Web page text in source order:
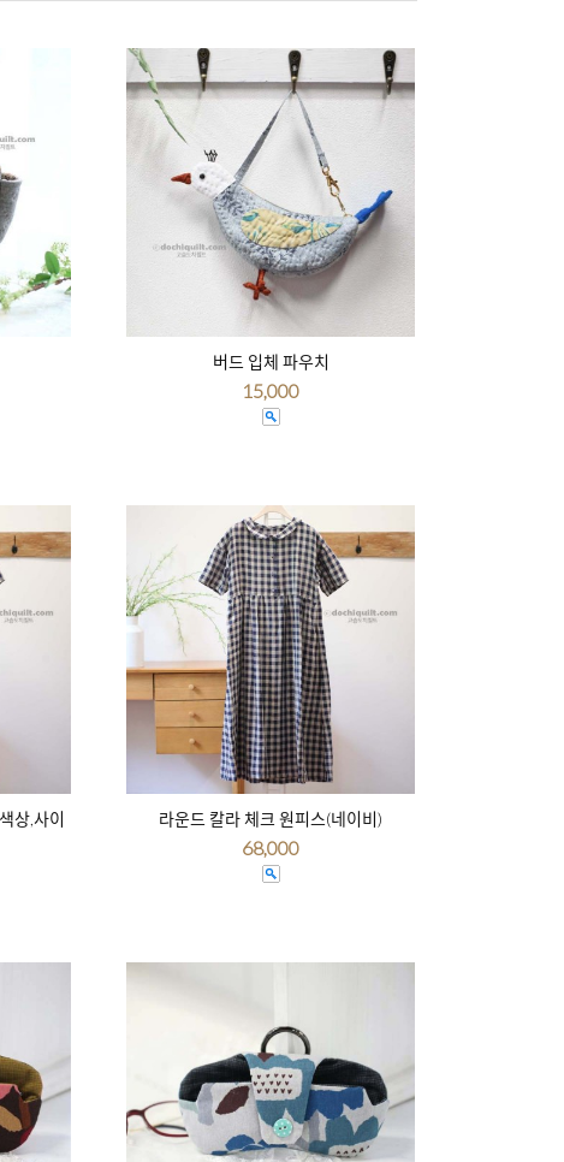
버드 입체 파우치
15,000
상,사이
라운드 칼라 체크 원피스(네이비)
68,000